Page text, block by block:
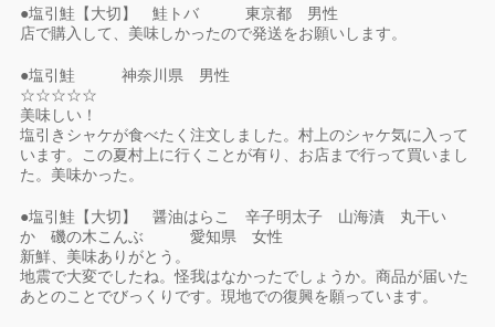
●塩引鮭【大切】 鮭トバ 東京都 男性
店で購入して、美味しかったので発送をお願いします。
●塩引鮭 神奈川県 男性
☆☆☆☆☆
美味しい！
塩引きシャケが食べたく注文しました。村上のシャケ気に入って
います。この夏村上に行くことが有り、お店まで行って買いまし
た。美味かった。
●塩引鮭【大切】 醤油はらこ 辛子明太子 山海漬 丸干い
か 磯の木こんぶ 愛知県 女性
新鮮、美味ありがとう。
地震で大変でしたね。怪我はなかったでしょうか。商品が届いた
あとのことでびっくりです。現地での復興を願っています。